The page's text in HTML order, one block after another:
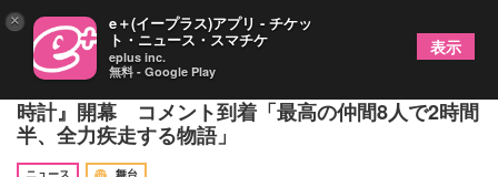
高畑充希主演、根本宗子作・演出 新作舞台『宝飾
時計』開幕 コメント到着「最高の仲間8人で2時間
半、全力疾走する物語」
ニュース
舞台
× e＋(イープラス)アプリ - チケッ
ト・ニュース・スマチケ
eplus inc.
無料 - Google Play
表示